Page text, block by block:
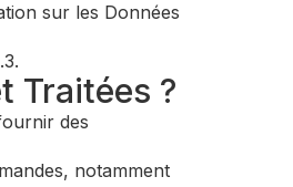
sur les Données
Traitées ?
des
notamment